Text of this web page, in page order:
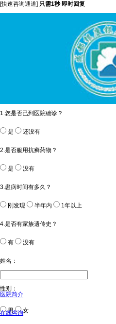
[快速咨询通道] 只需1秒 即时回复
1.您是否已到医院确诊？
是 还没有
2.是否服用抗癣药物？
是 没有
3.患病时间有多久？
刚发现 半年内 1年以上
4.是否有家族遗传史？
有 没有
姓名：
性别：
男 女
医院简介
在线咨询